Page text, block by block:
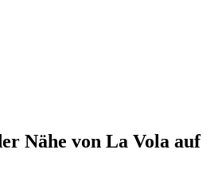
Nähe von La Vola auf